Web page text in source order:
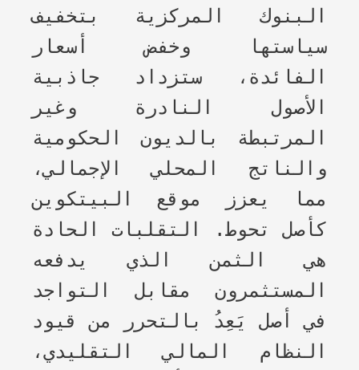
البنوك المركزية بتخفيف
سياستها وخفض أسعار
الفائدة، ستزداد جاذبية
الأصول النادرة وغير
المرتبطة بالديون الحكومية
والناتج المحلي الإجمالي،
مما يعزز موقع البيتكوين
كأصل تحوط. التقلبات الحادة
هي الثمن الذي يدفعه
المستثمرون مقابل التواجد
في أصل يَعِدُ بالتحرر من قيود
النظام المالي التقليدي،